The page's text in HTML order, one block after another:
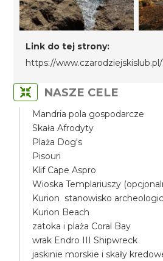
Link do tej strony:
https://
NASZE CELE
Mandria pola gospodarcze
Skała Afrodyty
Plaża Dog's
Pisouri
Klif Cape Aspro
Wioska Templariuszy
Kurion stanowisko
Kurion Beach
zatoka i plaża Coral Bay
wrak Endro III Shipwreck
jaskinie morskie i skały